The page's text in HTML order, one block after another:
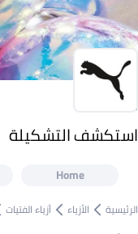
بوما
استكشف التشكيلة
استكشف التشكيلة
Home
الرئيسية الأزياء أزياء الفتيات